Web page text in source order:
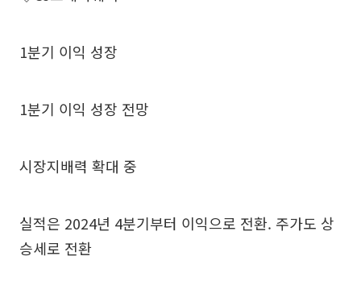
1분기 이익 성장
1분기 이익 성장 전망
시장지배력 확대 중
실적은 2024년 4분기부터 이익으로 전환. 주가도 상
승세로 전환